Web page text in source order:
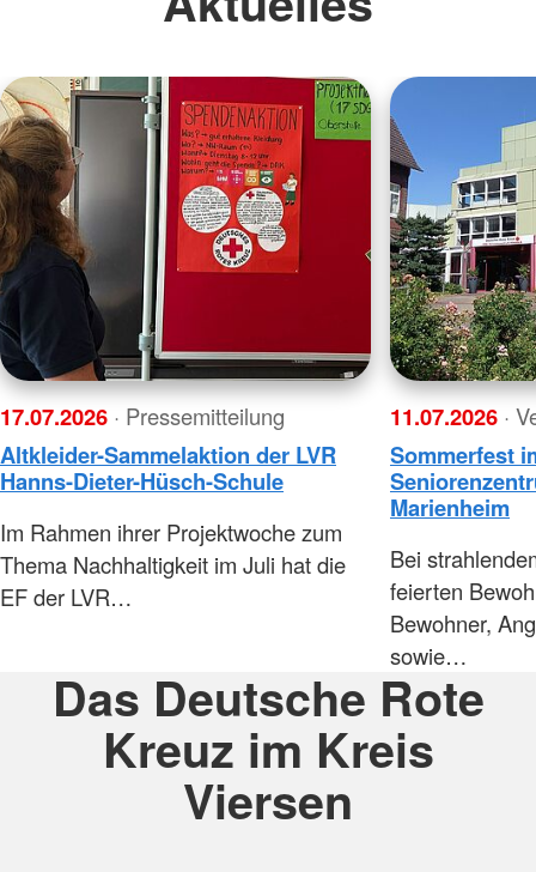
17.07.2026 · Pressemitteilung
Altkleider-Sammelaktion der LVR
Hanns-Dieter-Hüsch-Schule
Im Rahmen ihrer Projektwoche zum
Thema Nachhaltigkeit im Juli hat die
EF der LVR…
11.07.2026 ·
Sommerfest
Marienheim
Bei
feierten
Bewohner,
sowie…
Das Deutsche Rote
Kreuz im Kreis
Viersen